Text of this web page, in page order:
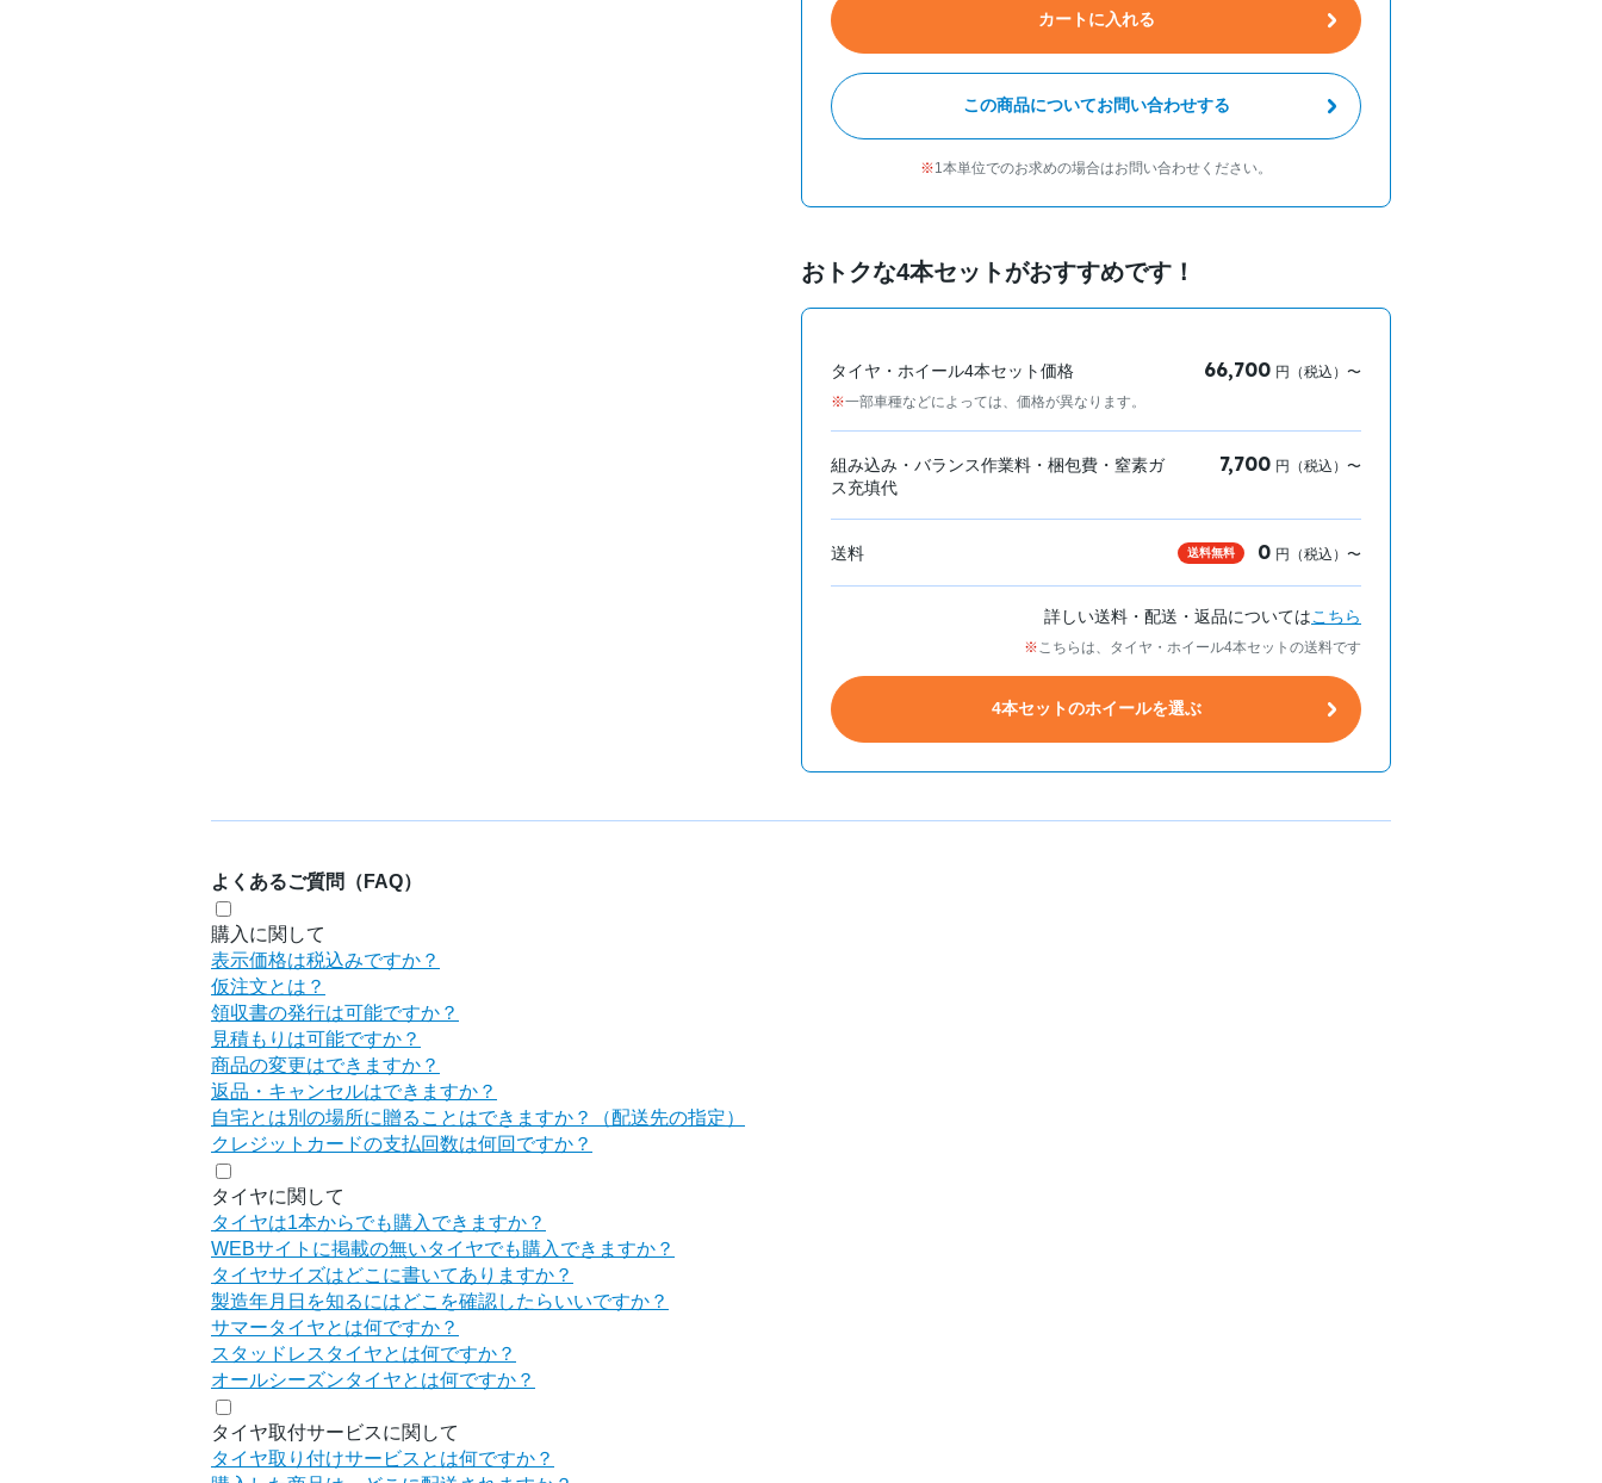
カートに入れる
この商品についてお問い合わせする
1本単位でのお求めの場合はお問い合わせください。
おトクな4本セットがおすすめです！
タイヤ・ホイール4本セット価格
一部車種などによっては、価格が異なります。
66,700 円（税込）〜
組み込み・バランス作業料・梱包費・窒素ガ
ス充填代
7,700 円（税込）〜
送料 送料無料 0 円（税込）〜
詳しい送料・配送・返品についてはこちら
こちらは、タイヤ・ホイール4本セットの送料です
4本セットのホイールを選ぶ
よくあるご質問（FAQ）
購入に関して
表示価格は税込みですか？
仮注文とは？
領収書の発行は可能ですか？
見積もりは可能ですか？
商品の変更はできますか？
返品・キャンセルはできますか？
自宅とは別の場所に贈ることはできますか？（配送先の指定）
クレジットカードの支払回数は何回ですか？
タイヤに関して
タイヤは1本からでも購入できますか？
WEBサイトに掲載の無いタイヤでも購入できますか？
タイヤサイズはどこに書いてありますか？
製造年月日を知るにはどこを確認したらいいですか？
サマータイヤとは何ですか？
スタッドレスタイヤとは何ですか？
オールシーズンタイヤとは何ですか？
タイヤ取付サービスに関して
タイヤ取り付けサービスとは何ですか？